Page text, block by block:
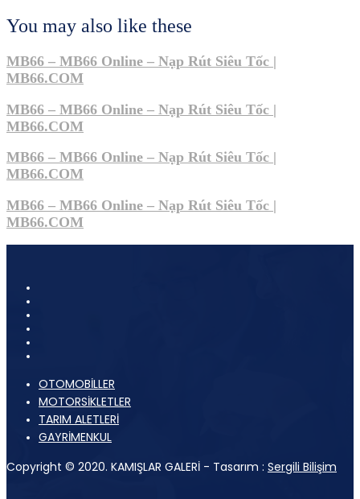
You may also like these
MB66 – MB66 Online – Nạp Rút Siêu Tốc |
MB66.COM
MB66 – MB66 Online – Nạp Rút Siêu Tốc |
MB66.COM
MB66 – MB66 Online – Nạp Rút Siêu Tốc |
MB66.COM
MB66 – MB66 Online – Nạp Rút Siêu Tốc |
MB66.COM
OTOMOBİLLER
MOTORSİKLETLER
TARIM ALETLERİ
GAYRİMENKUL
Copyright © 2020. KAMIŞLAR GALERİ - Tasarım : Sergili Bilişim